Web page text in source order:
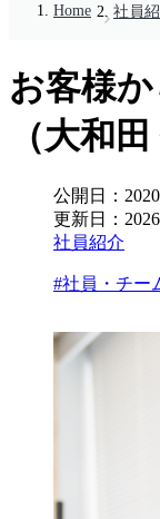
Home 社員
お客様
（大和田
公開日：
更新日：
社員紹介
#社員・チー